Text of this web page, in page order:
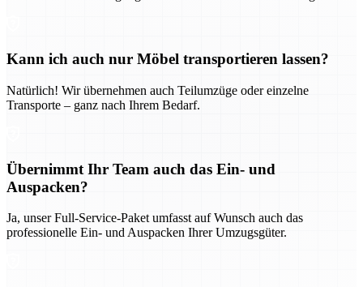
Kann ich auch nur Möbel transportieren lassen?
Natürlich! Wir übernehmen auch Teilumzüge oder einzelne
Transporte – ganz nach Ihrem Bedarf.
Übernimmt Ihr Team auch das Ein- und
Auspacken?
Ja, unser Full-Service-Paket umfasst auf Wunsch auch das
professionelle Ein- und Auspacken Ihrer Umzugsgüter.